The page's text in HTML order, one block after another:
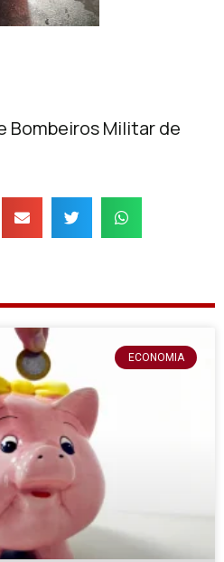
Militar de
ECONOMIA